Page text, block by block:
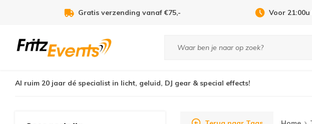
Gratis verzending vanaf €75,- Voor
Al ruim 20 jaar dé specialist in licht, geluid, DJ gear & special effects!